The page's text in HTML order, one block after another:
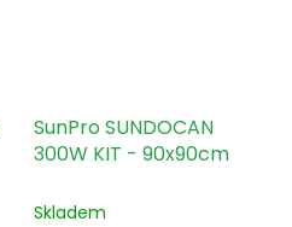
SunPro SUNDOCAN
300W KIT - 90x90cm
Skladem